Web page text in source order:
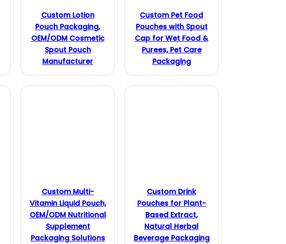
Custom Lotion
Pouch Packaging,
OEM/ODM Cosmetic
Spout Pouch
Manufacturer
Custom Pet Food
Pouches with Spout
Cap for Wet Food &
Purees, Pet Care
Packaging
Custom Multi-
Vitamin Liquid Pouch,
OEM/ODM Nutritional
Supplement
Packaging Solutions
Custom Drink
Pouches for Plant-
Based Extract,
Natural Herbal
Beverage Packaging